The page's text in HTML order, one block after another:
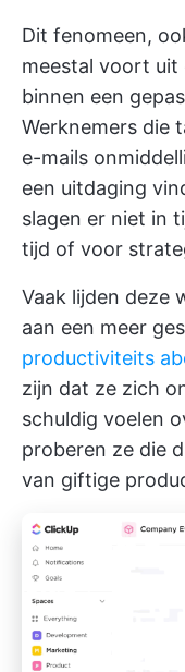
Dit fenomeen,
meestal voort uit
binnen een
Werknemers die
e-mails
een uitdaging
slagen er niet in
tijd of voor
Vaak lijden deze
aan een meer
productiviteits
zijn dat ze zich
schuldig voelen
proberen ze die
van giftige